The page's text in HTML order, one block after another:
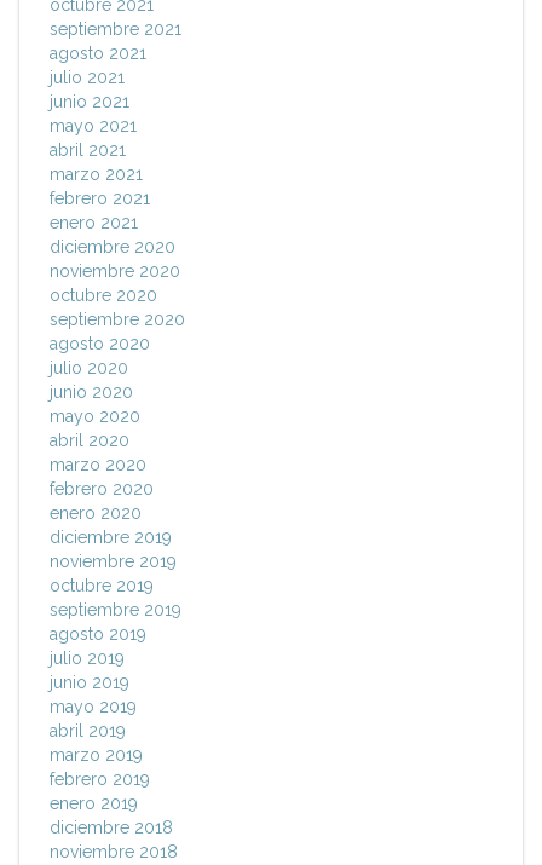
octubre 2021
septiembre 2021
agosto 2021
julio 2021
junio 2021
mayo 2021
abril 2021
marzo 2021
febrero 2021
enero 2021
diciembre 2020
noviembre 2020
octubre 2020
septiembre 2020
agosto 2020
julio 2020
junio 2020
mayo 2020
abril 2020
marzo 2020
febrero 2020
enero 2020
diciembre 2019
noviembre 2019
octubre 2019
septiembre 2019
agosto 2019
julio 2019
junio 2019
mayo 2019
abril 2019
marzo 2019
febrero 2019
enero 2019
diciembre 2018
noviembre 2018